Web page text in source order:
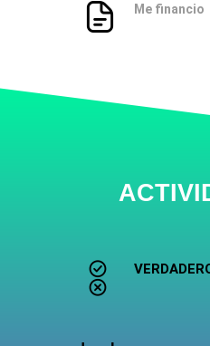
Me financio